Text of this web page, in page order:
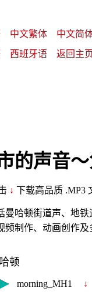
中文繁体 中文简
西班牙语 返回主
的声音
↓ 下载高品质 .MP3
哈顿街道声、地
制作、动画创作
顿
morning_MH1 ↓